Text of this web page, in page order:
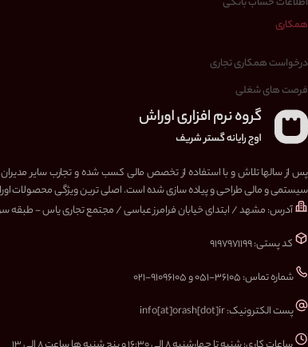
همکاری
درخواست همکاری تجاری
فرصت های شغلی
پس از سالها تلاش و با استفاده از تخصص مالی کسب شده و تجارب سایر
سیستمی و مالی طراحی و پیاده سازی شده است. اصلی ترین ویژگی محصولات
آدرس: مشهد / ابتدای خیابان فرامرز عباسی / مجتمع تجاری یاس - طبقه
کد پستی: ۹۱۹۷۹۷۱۱۹۹
شماره تماس: ۳۶۱۰۵-۰۵۱ و ۹۱۰۹۶۱۰۵-۰۲۱
پست الکترونیک: info[at]orash[dot]ir